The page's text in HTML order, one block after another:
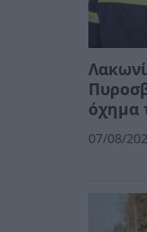
όχημα
07/08/